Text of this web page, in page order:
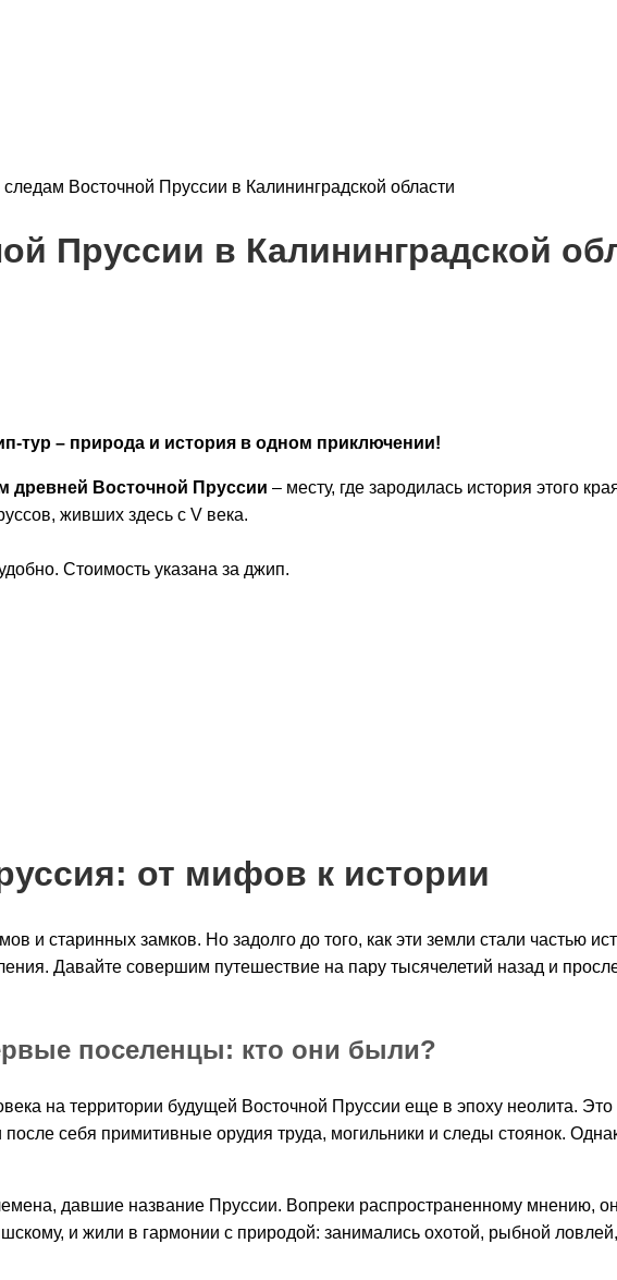
Восточной Пруссии в Калининградской области
Пруссии в Калининградской
тур – природа и история в одном приключении!
древней Восточной Пруссии – месту, где зародилась история этого
живших здесь с V века.
Стоимость указана за джип.
от мифов к истории
и старинных замков. Но задолго до того, как эти земли стали частью
Давайте совершим путешествие на пару тысячелетий назад и
поселенцы: кто они были?
на территории будущей Восточной Пруссии еще в эпоху неолита.
себя примитивные орудия труда, могильники и следы стоянок.
давшие название Пруссии. Вопреки распространенному мнению,
и жили в гармонии с природой: занимались охотой, рыбной